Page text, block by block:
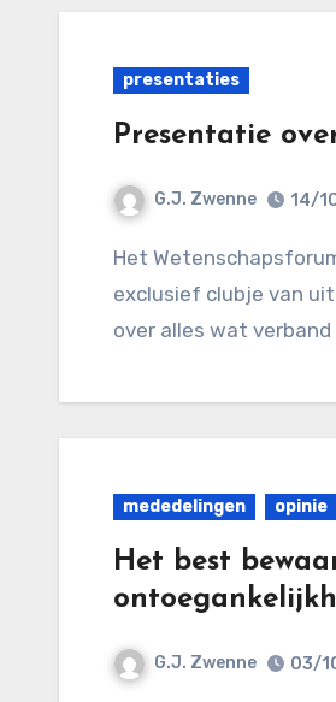
presentaties
Presentatie
G.J. Zwenne 14/
Het Wetenschapsforum van Translink Systems is — laten wij eerlijk zijn — een tamelijk
exclusief clubje van
over alles wat
mededelingen opinie
Het best
G.J. Zwenne 03/